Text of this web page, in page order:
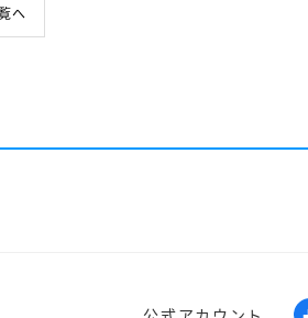
へ